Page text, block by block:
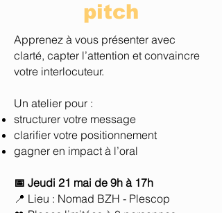
pitch
Apprenez à vous présenter avec
clarté, capter l’attention et convaincre
votre interlocuteur.
Un atelier pour :
structurer votre message
clarifier votre positionnement
gagner en impact à l’oral
📅 Jeudi 21 mai de 9h à 17h
📍 Lieu : Nomad BZH - Plescop